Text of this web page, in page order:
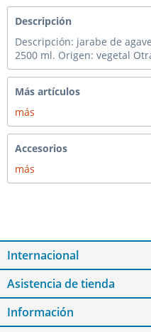
Descripción
Descripción: jarabe de
2500 ml. Origen: vegetal
Más artículos
más
Accesorios
más
Internacional
Asistencia de tienda
Información